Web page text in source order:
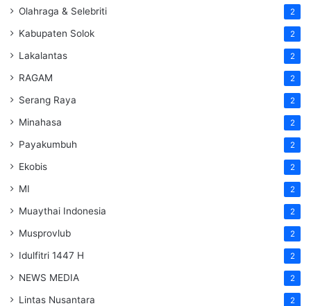
Olahraga & Selebriti 2
Kabupaten Solok 2
Lakalantas 2
RAGAM 2
Serang Raya 2
Minahasa 2
Payakumbuh 2
Ekobis 2
MI 2
Muaythai Indonesia 2
Musprovlub 2
Idulfitri 1447 H 2
NEWS MEDIA 2
Lintas Nusantara 2